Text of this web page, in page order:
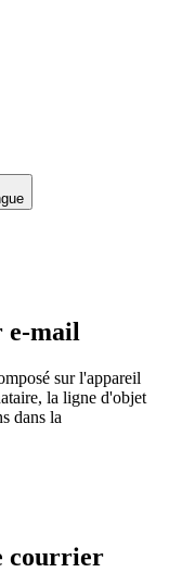
e-mail
sur l'appareil
la ligne d'objet
dans la
courrier